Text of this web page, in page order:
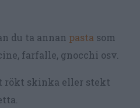
du ta annan pasta som
farfalle, gnocchi osv.
rökt skinka eller stekt